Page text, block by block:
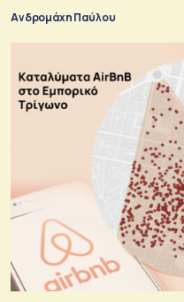
Ανδρομάχη Παύλου